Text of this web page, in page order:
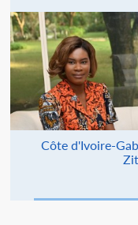
Côte d'Ivoire-